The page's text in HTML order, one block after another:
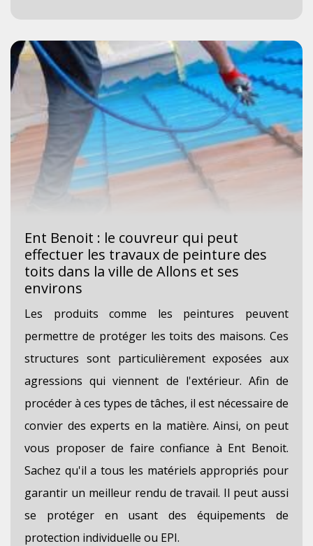
Ent Benoit : le couvreur qui peut
effectuer les travaux de peinture des
toits dans la ville de Allons et ses
environs
Les produits comme les peintures peuvent
permettre de protéger les toits des maisons. Ces
structures sont particulièrement exposées aux
agressions qui viennent de l'extérieur. Afin de
procéder à ces types de tâches, il est nécessaire de
convier des experts en la matière. Ainsi, on peut
vous proposer de faire confiance à Ent Benoit.
Sachez qu'il a tous les matériels appropriés pour
garantir un meilleur rendu de travail. Il peut aussi
se protéger en usant des équipements de
protection individuelle ou EPI.